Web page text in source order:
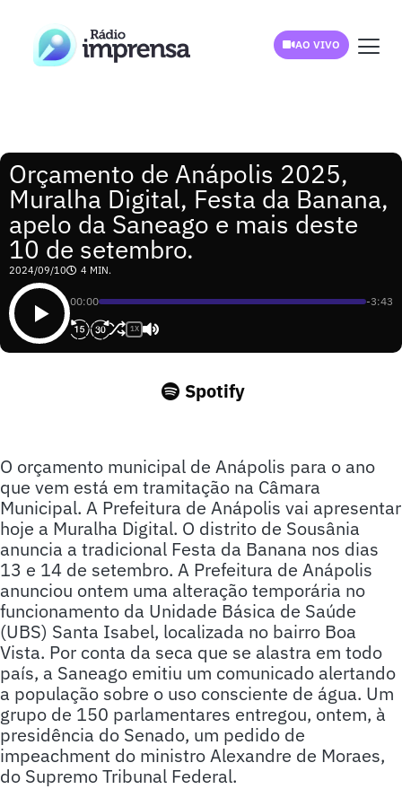
AO VIVO
Orçamento de Anápolis 2025,
Muralha Digital, Festa da Banana,
apelo da Saneago e mais deste
10 de setembro.
2024/09/10 4 MIN.
00:00 -3:43
1X
Spotify
O orçamento municipal de Anápolis para o ano
que vem está em tramitação na Câmara
Municipal. A Prefeitura de Anápolis vai apresentar
hoje a Muralha Digital. O distrito de Sousânia
anuncia a tradicional Festa da Banana nos dias
13 e 14 de setembro. A Prefeitura de Anápolis
anunciou ontem uma alteração temporária no
funcionamento da Unidade Básica de Saúde
(UBS) Santa Isabel, localizada no bairro Boa
Vista. Por conta da seca que se alastra em todo
país, a Saneago emitiu um comunicado alertando
a população sobre o uso consciente de água. Um
grupo de 150 parlamentares entregou, ontem, à
presidência do Senado, um pedido de
impeachment do ministro Alexandre de Moraes,
do Supremo Tribunal Federal.